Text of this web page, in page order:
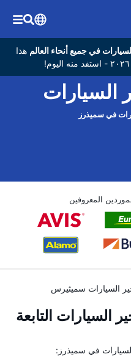
هذا
السيارات
في سميذرز
المعروفين
السيارات سميثيرس
السيارات التابعة
في سميذرز: